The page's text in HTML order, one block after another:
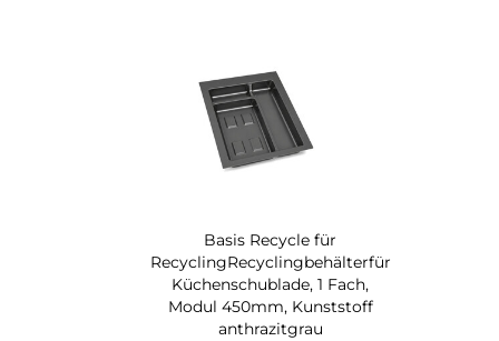
Basis Recycle für
RecyclingRecyclingbehälterfür
Küchenschublade, 1 Fach,
Modul 450mm, Kunststoff
anthrazitgrau